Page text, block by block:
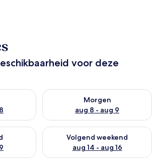
voor deze
voor vanavond aug 7 - aug 8
Morgen
aug 8 - aug 9
De beschikbaarheid
voor dit weekend aug 7 -
Volgend weekend
aug 14 - aug 16
De beschikbaarheid